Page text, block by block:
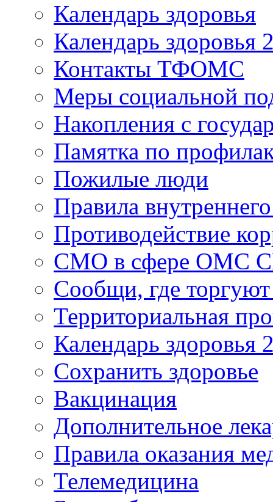
Календарь здоровья
Календарь здоровья
Контакты ТФОМС
Меры социальной
Накопления с
Памятка по
Пожилые люди
Правила
Противодействие
СМО в сфере ОМС
Сообщи, где
Территориальная
Календарь здоровья
Сохранить здоровье
Вакцинация
Дополнительное
Правила оказания
Телемедицина